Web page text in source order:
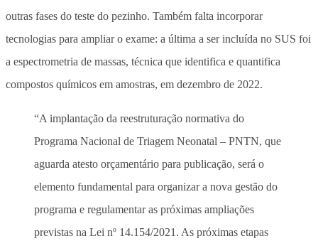
outras fases do teste do pezinho. Também falta incorporar
tecnologias para ampliar o exame: a última a ser incluída no SUS foi
a espectrometria de massas, técnica que identifica e quantifica
compostos químicos em amostras, em dezembro de 2022.
“A implantação da reestruturação normativa do
Programa Nacional de Triagem Neonatal – PNTN, que
aguarda atesto orçamentário para publicação, será o
elemento fundamental para organizar a nova gestão do
programa e regulamentar as próximas ampliações
previstas na Lei nº 14.154/2021. As próximas etapas